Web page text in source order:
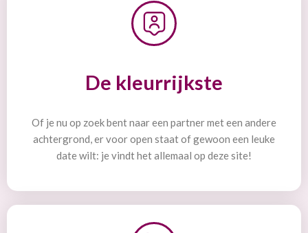
De kleurrijkste
Of je nu op zoek bent naar een partner met een andere
achtergrond, er voor open staat of gewoon een leuke
date wilt: je vindt het allemaal op deze site!